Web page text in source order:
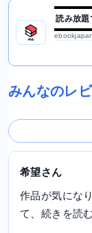
読み放題
みんなのレ
希望さん
作品が気にな
て、続きを読